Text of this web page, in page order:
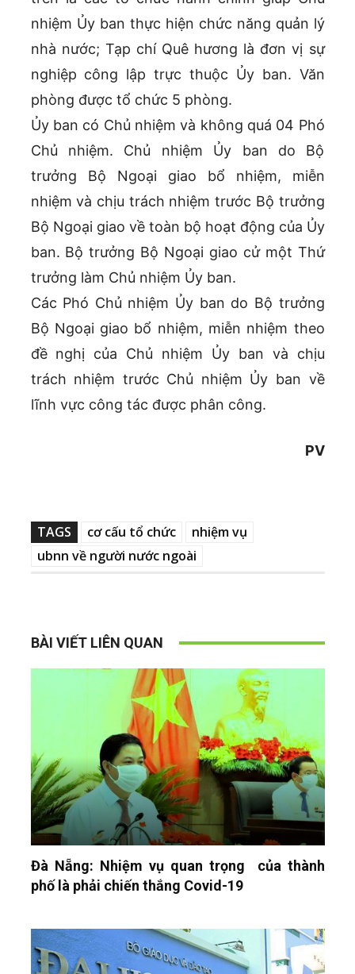
nhiệm Ủy ban thực hiện chức năng quản lý
nhà nước; Tạp chí Quê hương là đơn vị sự
nghiệp công lập trực thuộc Ủy ban. Văn
phòng được tổ chức 5 phòng.
Ủy ban có Chủ nhiệm và không quá 04 Phó
Chủ nhiệm. Chủ nhiệm Ủy ban do Bộ
trưởng Bộ Ngoại giao bổ nhiệm, miễn
nhiệm và chịu trách nhiệm trước Bộ trưởng
Bộ Ngoại giao về toàn bộ hoạt động của Ủy
ban. Bộ trưởng Bộ Ngoại giao cử một Thứ
trưởng làm Chủ nhiệm Ủy ban.
Các Phó Chủ nhiệm Ủy ban do Bộ trưởng
Bộ Ngoại giao bổ nhiệm, miễn nhiệm theo
đề nghị của Chủ nhiệm Ủy ban và chịu
trách nhiệm trước Chủ nhiệm Ủy ban về
lĩnh vực công tác được phân công.
PV
TAGS cơ cấu tổ chức
nhiệm vụ
ubnn về người nước ngoài
BÀI VIẾT LIÊN QUAN
Đà Nẵng: Nhiệm vụ quan trọng của thành
phố là phải chiến thắng Covid-19